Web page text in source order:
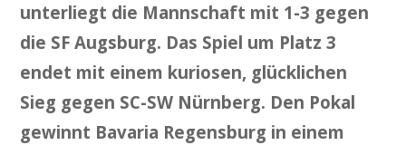
unterliegt die Mannschaft mit 1-3 gegen
die SF Augsburg. Das Spiel um Platz 3
endet mit einem kuriosen, glücklichen
Sieg gegen SC-SW Nürnberg. Den Pokal
gewinnt Bavaria Regensburg in einem